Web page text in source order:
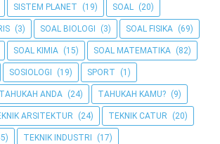
SISTEM PLANET (19) SOAL (20)
(3) SOAL BIOLOGI (3) SOAL FISIKA (69)
SOAL KIMIA (15) SOAL MATEMATIKA (82)
SOSIOLOGI (19) SPORT (1)
TAHUKAH ANDA (24) TAHUKAH KAMU? (9)
ARSITEKTUR (24) TEKNIK CATUR (20)
TEKNIK INDUSTRI (17)